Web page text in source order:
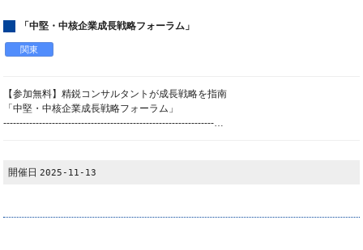
「中堅・中核企業成長戦略フォーラム」
関東
【参加無料】精鋭コンサルタントが成長戦略を指南
「中堅・中核企業成長戦略フォーラム」
-----------------------------------------------------------------…
開催日 2025-11-13